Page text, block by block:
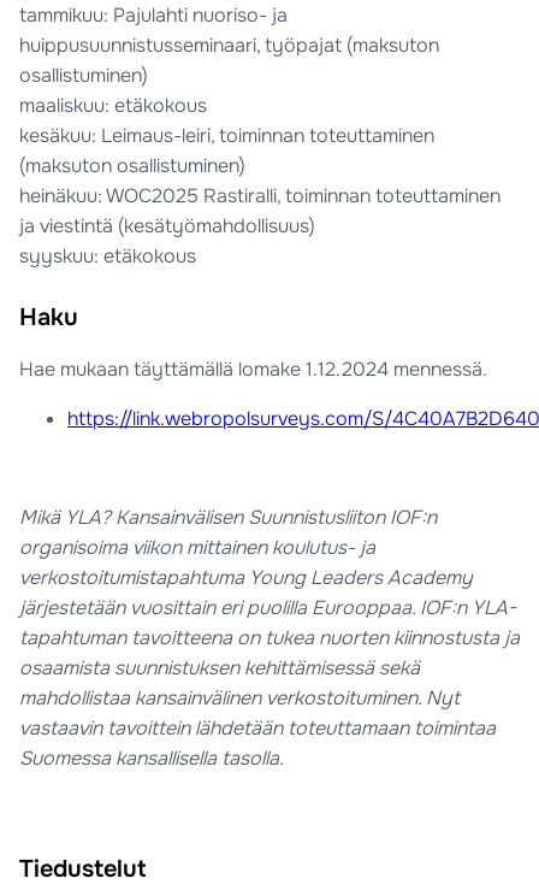
tammikuu: Pajulahti nuoriso- ja
huippusuunnistusseminaari, työpajat (maksuton
osallistuminen)
maaliskuu: etäkokous
kesäkuu: Leimaus-leiri, toiminnan toteuttaminen
(maksuton osallistuminen)
heinäkuu: WOC2025 Rastiralli, toiminnan toteuttaminen
ja viestintä (kesätyömahdollisuus)
syyskuu: etäkokous
Haku
Hae mukaan täyttämällä lomake 1.12.2024 mennessä.
https://link.webropolsurveys.com/S/
Mikä YLA? Kansainvälisen Suunnistusliiton IOF:n
organisoima viikon mittainen koulutus- ja
verkostoitumistapahtuma Young Leaders Academy
järjestetään vuosittain eri puolilla Eurooppaa. IOF:n YLA-
tapahtuman tavoitteena on tukea nuorten kiinnostusta ja
osaamista suunnistuksen kehittämisessä sekä
mahdollistaa kansainvälinen verkostoituminen. Nyt
vastaavin tavoittein lähdetään toteuttamaan toimintaa
Suomessa kansallisella tasolla.
Tiedustelut